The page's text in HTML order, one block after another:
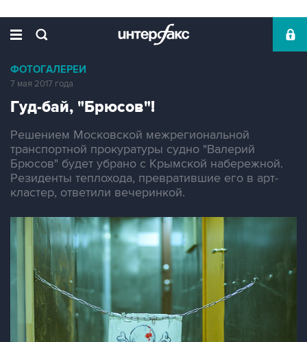
ФОТОГАЛЕРЕИ
7 мая 2017 года
Гуд-бай, "Брюсов"!
Решением Московской межрегиональной
транспортной прокуратуры судно "Валерий
Брюсов" будет убрано с Крымской набережной.
Резиденты теплохода, превратившие его в арт-
кластер, ответили вечеринкой.